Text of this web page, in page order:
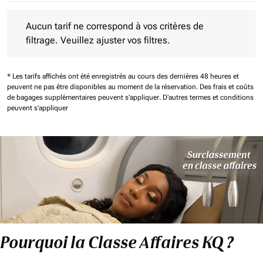
Aucun tarif ne correspond à vos critères de
filtrage. Veuillez ajuster vos filtres.
* Les tarifs affichés ont été enregistrés au cours des dernières 48 heures et
peuvent ne pas être disponibles au moment de la réservation. Des frais et coûts
de bagages supplémentaires peuvent s'appliquer. D'autres termes et conditions
peuvent s'appliquer
Pourquoi la Classe Affaires KQ ?